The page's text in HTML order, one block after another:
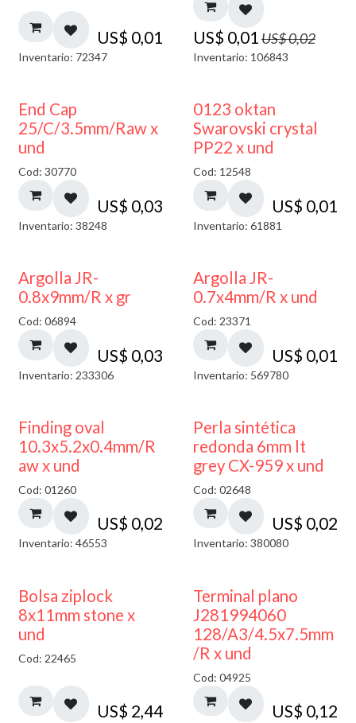
US$ 0,01
Inventario: 72347
US$ 0,01 US$0,02
Inventario: 106843
End Cap
25/C/3.5mm/Raw x
und
Cod: 30770
US$ 0,03
Inventario: 38248
0123 oktan
Swarovski crystal
PP22 x und
Cod: 12548
US$ 0,01
Inventario: 61881
Argolla JR-
0.8x9mm/R x gr
Cod: 06894
US$ 0,03
Inventario: 233306
Argolla JR-
0.7x4mm/R x und
Cod: 23371
US$ 0,01
Inventario: 569780
Finding oval
10.3x5.2x0.4mm/R
aw x und
Cod: 01260
US$ 0,02
Inventario: 46553
Perla sintética
redonda 6mm lt
grey CX-959 x und
Cod: 02648
US$ 0,02
Inventario: 380080
¡NUEVO!
Bolsa ziplock
8x11mm stone x
und
Cod: 22465
US$ 2,44
Terminal plano
J281994060
128/A3/4.5x7.5mm
/R x und
Cod: 04925
US$ 0,12